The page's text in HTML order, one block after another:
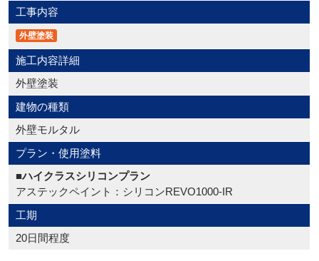
工事内容
外壁塗装
施工内容詳細
外壁塗装
建物の種類
外壁モルタル
プラン・使用塗料
■ハイクラスシリコンプラン
アステックペイント：シリコンREVO1000-IR
工期
20日間程度